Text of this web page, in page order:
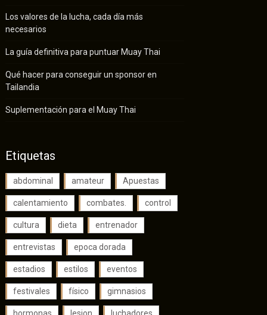
Los valores de la lucha, cada día más
necesarios
La guía definitiva para puntuar Muay Thai
Qué hacer para conseguir un sponsor en
Tailandia
Suplementación para el Muay Thai
Etiquetas
abdominal amateur Apuestas
calentamiento combates. control
cultura dieta entrenador
entrevistas epoca dorada
estadios estilos eventos
festivales físico gimnasios